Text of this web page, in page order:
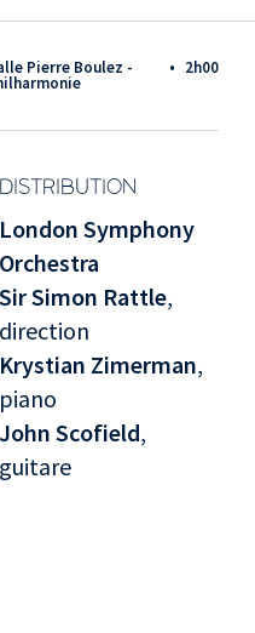
Pierre Boulez - • 2h00
DISTRIBUTION
London Symphony
Orchestra
Sir Simon Rattle,
direction
Krystian Zimerman,
piano
John Scofield,
guitare